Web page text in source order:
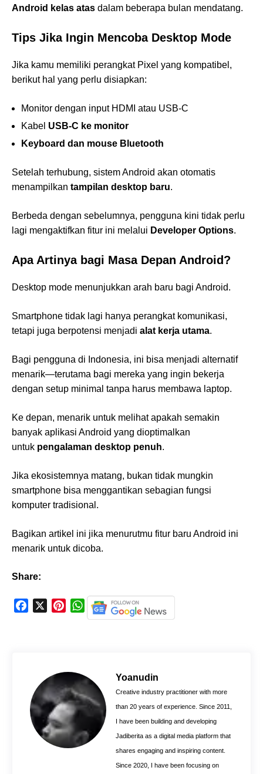
Android kelas atas dalam beberapa bulan mendatang.
Tips Jika Ingin Mencoba Desktop Mode
Jika kamu memiliki perangkat Pixel yang kompatibel,
berikut hal yang perlu disiapkan:
Monitor dengan input HDMI atau USB-C
Kabel USB-C ke monitor
Keyboard dan mouse Bluetooth
Setelah terhubung, sistem Android akan otomatis
menampilkan tampilan desktop baru.
Berbeda dengan sebelumnya, pengguna kini tidak perlu
lagi mengaktifkan fitur ini melalui Developer Options.
Apa Artinya bagi Masa Depan Android?
Desktop mode menunjukkan arah baru bagi Android.
Smartphone tidak lagi hanya perangkat komunikasi,
tetapi juga berpotensi menjadi alat kerja utama.
Bagi pengguna di Indonesia, ini bisa menjadi alternatif
menarik—terutama bagi mereka yang ingin bekerja
dengan setup minimal tanpa harus membawa laptop.
Ke depan, menarik untuk melihat apakah semakin
banyak aplikasi Android yang dioptimalkan
untuk pengalaman desktop penuh.
Jika ekosistemnya matang, bukan tidak mungkin
smartphone bisa menggantikan sebagian fungsi
komputer tradisional.
Bagikan artikel ini jika menurutmu fitur baru Android ini
menarik untuk dicoba.
Share:
k
e
s
t
W
h
A
p
Yoanudin
Creative industry practitioner with more
than 20 years of experience. Since 2011,
I have been building and developing
Jadiberita as a digital media platform that
shares engaging and inspiring content.
Since 2020, I have been focusing on